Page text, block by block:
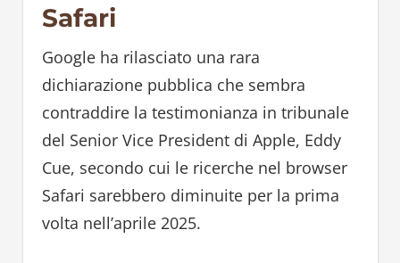
Safari
Google ha rilasciato una rara
dichiarazione pubblica che sembra
contraddire la testimonianza in tribunale
del Senior Vice President di Apple, Eddy
Cue, secondo cui le ricerche nel browser
Safari sarebbero diminuite per la prima
volta nell’aprile 2025.